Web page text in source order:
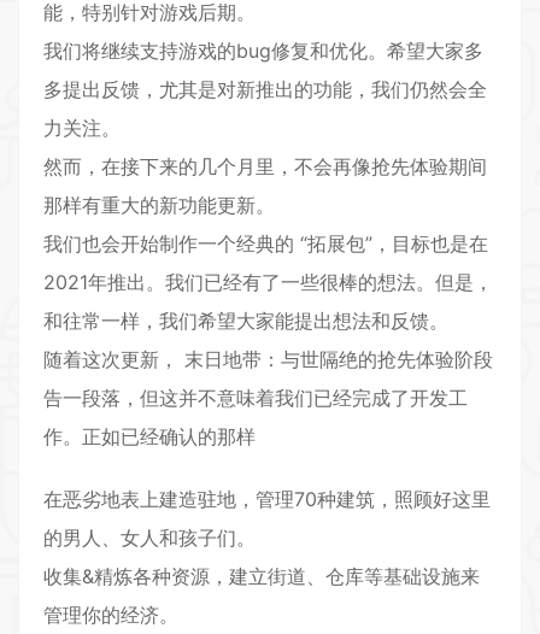
能，特别针对游戏后期。
我们将继续支持游戏的bug修复和优化。希望大家多
多提出反馈，尤其是对新推出的功能，我们仍然会全
力关注。
然而，在接下来的几个月里，不会再像抢先体验期间
那样有重大的新功能更新。
我们也会开始制作一个经典的 “拓展包”，目标也是在
2021年推出。我们已经有了一些很棒的想法。但是，
和往常一样，我们希望大家能提出想法和反馈。
随着这次更新， 末日地带：与世隔绝的抢先体验阶段
告一段落，但这并不意味着我们已经完成了开发工
作。正如已经确认的那样
在恶劣地表上建造驻地，管理70种建筑，照顾好这里
的男人、女人和孩子们。
收集&精炼各种资源，建立街道、仓库等基础设施来
管理你的经济。